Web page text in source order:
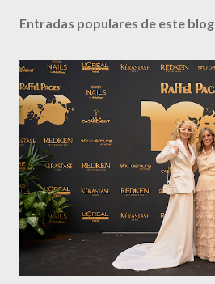
Entradas populares de este blog